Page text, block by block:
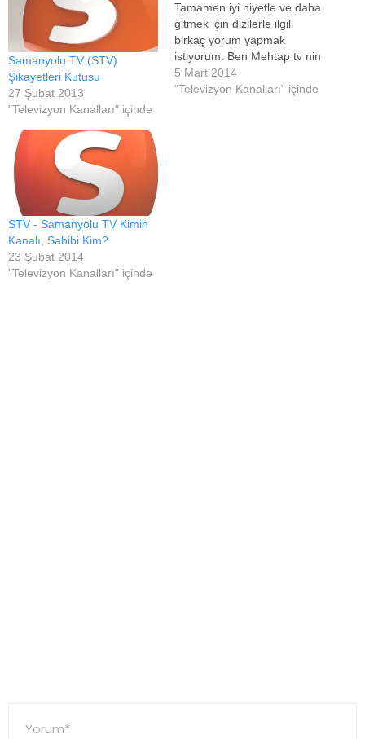
Samanyolu TV (STV)
Şikayetleri Kutusu
27 Şubat 2013
"Televizyon Kanalları" içinde
Tamamen iyi niyetle ve daha
gitmek için dizilerle ilgili
birkaç yorum yapmak
istiyorum. Ben Mehtap tv nin
yayınları devamlı takip
ediyorum ve çok
5 Mart 2014
"Televizyon Kanalları" içinde
STV - Samanyolu TV Kimin
Kanalı, Sahibi Kim?
23 Şubat 2014
"Televizyon Kanalları" içinde